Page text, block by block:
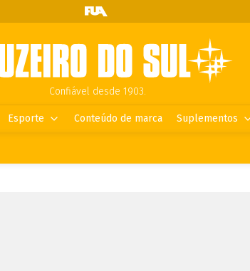
Confiável desde 1903.
Esporte Conteúdo de marca Suplementos